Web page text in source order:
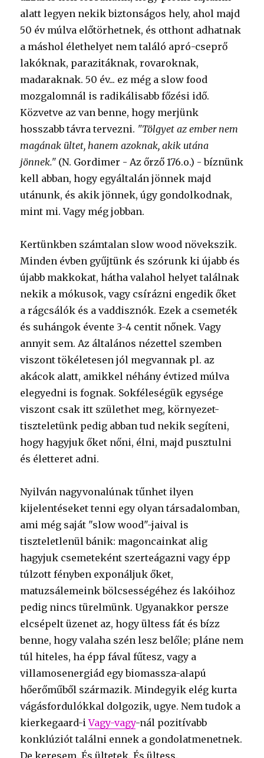
alatt legyen nekik biztonságos hely, ahol majd
50 év múlva előtörhetnek, és otthont adhatnak
a máshol élethelyet nem találó apró-cseprő
lakóknak, parazitáknak, rovaroknak,
madaraknak. 50 év... ez még a slow food
mozgalomnál is radikálisabb főzési idő.
Közvetve az van benne, hogy merjünk
hosszabb távra tervezni. "Tölgyet az ember nem
magának ültet, hanem azoknak, akik utána
jönnek." (N. Gordimer - Az őrző 176.o.) - bíznünk
kell abban, hogy egyáltalán jönnek majd
utánunk, és akik jönnek, úgy gondolkodnak,
mint mi. Vagy még jobban.
Kertünkben számtalan slow wood növekszik.
Minden évben gyűjtünk és szórunk ki újabb és
újabb makkokat, hátha valahol helyet találnak
nekik a mókusok, vagy csírázni engedik őket
a rágcsálók és a vaddisznók. Ezek a csemeték
és suhángok évente 3-4 centit nőnek. Vagy
annyit sem. Az általános nézettel szemben
viszont tökéletesen jól megvannak pl. az
akácok alatt, amikkel néhány évtized múlva
elegyedni is fognak. Sokféleségük egysége
viszont csak itt születhet meg, környezet-
tiszteletünk pedig abban tud nekik segíteni,
hogy hagyjuk őket nőni, élni, majd pusztulni
és életteret adni.
Nyilván nagyvonalúnak tűnhet ilyen
kijelentéseket tenni egy olyan társadalomban,
ami még saját "slow wood"-jaival is
tiszteletlenül bánik: magoncainkat alig
hagyjuk csemeteként szerteágazni vagy épp
túlzott fényben exponáljuk őket,
matuzsálemeink bölcsességéhez és lakóihoz
pedig nincs türelmünk. Ugyanakkor persze
elcsépelt üzenet az, hogy ültess fát és bízz
benne, hogy valaha szén lesz belőle; pláne nem
túl hiteles, ha épp fával fűtesz, vagy a
villamosenergiád egy biomassza-alapú
hőerőműből származik. Mindegyik elég kurta
vágásfordulókkal dolgozik, ugye. Nem tudok a
kierkegaard-iVagy-vagy-nál pozitívabb
konklúziót találni ennek a gondolatmenetnek.
De keresem. És ültetek. És ültess.